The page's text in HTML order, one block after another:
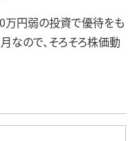
円弱の投資で優待をも
なので、そろそろ株価動